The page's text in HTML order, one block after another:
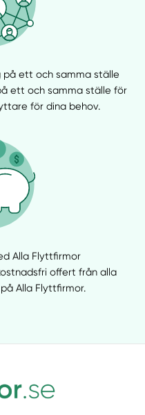
ett och samma ställe
ett och samma ställe för
för dina behov.
Alla Flyttfirmor
offert från alla
Alla Flyttfirmor.